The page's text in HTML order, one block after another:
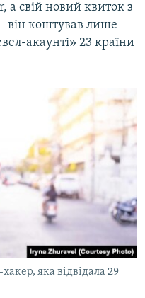
а свій новий квиток з
він коштував лише
акаунті» 23 країни
яка відвідала 29